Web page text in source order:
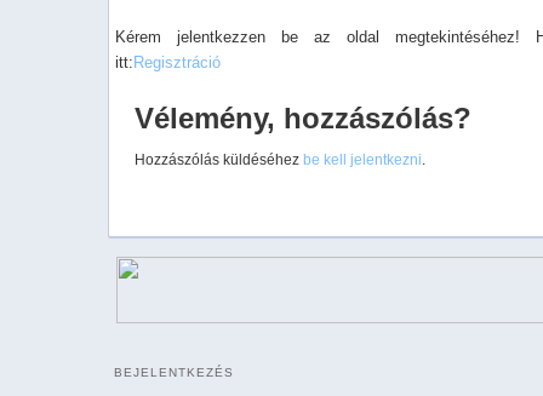
Kérem jelentkezzen be az oldal megtekintéséhez!
itt: Regisztráció
Vélemény, hozzászólás?
Hozzászólás küldéséhez be kell jelentkezni.
BEJELENTKEZÉS